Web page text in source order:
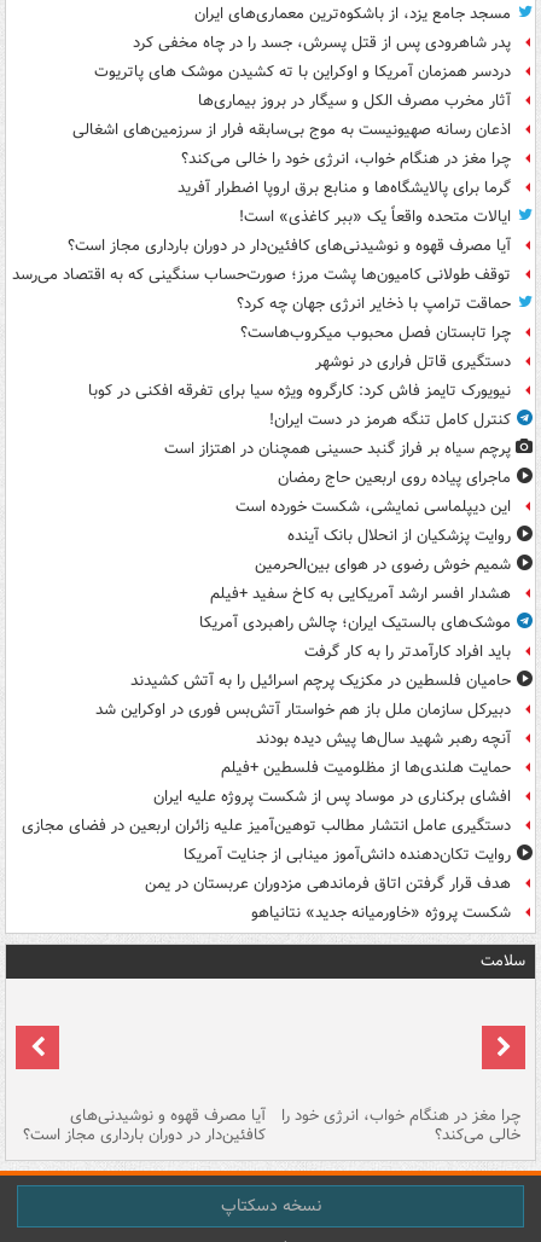
مسجد جامع یزد، از باشکوه‌ترین معماری‌های ایران
پدر شاهرودی پس از قتل پسرش، جسد را در چاه مخفی کرد
دردسر همزمان آمریکا و اوکراین با ته کشیدن موشک های پاتریوت
آثار مخرب مصرف الکل و سیگار در بروز بیماری‌ها
اذعان رسانه صهیونیست به موج بی‌سابقه فرار از سرزمین‌های اشغالی
چرا مغز در هنگام خواب، انرژی خود را خالی می‌کند؟
گرما برای پالایشگاه‌ها و منابع برق اروپا اضطرار آفرید
ایالات متحده واقعاً یک «ببر کاغذی» است!
آیا مصرف قهوه و نوشیدنی‌های کافئین‌دار در دوران بارداری مجاز است؟
توقف طولانی کامیون‌ها پشت مرز؛ صورت‌حساب سنگینی که به اقتصاد می‌رسد
حماقت ترامپ با ذخایر انرژی جهان چه کرد؟
چرا تابستان فصل محبوب میکروب‌هاست؟
دستگیری قاتل فراری در نوشهر
نیویورک تایمز فاش کرد: کارگروه ویژه سیا برای تفرقه افکنی در کوبا
کنترل کامل تنگه هرمز در دست ایران!
پرچم سیاه بر فراز گنبد حسینی همچنان در اهتزاز است
ماجرای پیاده روی اربعین حاج رمضان
این دیپلماسی نمایشی، شکست خورده است
روایت پزشکیان از انحلال بانک آینده
شمیم خوش رضوی در هوای بین‌الحرمین
هشدار افسر ارشد آمریکایی به کاخ سفید +فیلم
موشک‌های بالستیک ایران؛ چالش راهبردی آمریکا
باید افراد کارآمدتر را به کار گرفت
حامیان فلسطین در مکزیک پرچم اسرائیل را به آتش کشیدند
دبیرکل سازمان ملل باز هم خواستار آتش‌بس فوری در اوکراین شد
آنچه رهبر شهید سال‌ها پیش دیده بودند
حمایت هلندی‌ها از مظلومیت فلسطین +فیلم
افشای برکناری در موساد پس از شکست پروژه علیه ایران
دستگیری عامل انتشار مطالب توهین‌آمیز علیه زائران اربعین در فضای مجازی
روایت تکان‌دهنده دانش‌آموز مینابی از جنایت آمریکا
هدف قرار گرفتن اتاق‌ فرماندهی مزدوران عربستان در یمن
شکست پروژه «خاورمیانه جدید» نتانیاهو
سلامت
چرا مغز در هنگام خواب، انرژی خود را
خالی می‌کند؟
آیا مصرف قهوه و نوشیدنی‌های
کافئین‌دار در دوران بارداری مجاز است؟
نسخه دسکتاپ